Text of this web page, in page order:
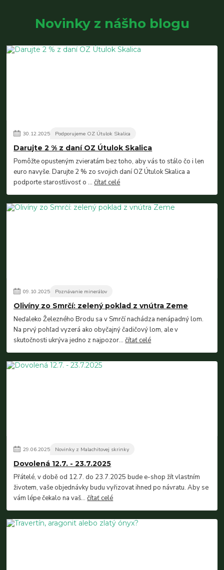
Novinky z nášho blogu
30.12.2025 Podporujeme OZ Útulok Skalica
Darujte 2 % z daní OZ Útulok Skalica
Pomôžte opusteným zvieratám bez toho, aby vás to stálo čo i len
euro navyše. Darujte 2 % zo svojich daní OZ Útulok Skalica a
podporte starostlivosť o ...čítať celé
09.10.2025 Poznávanie minerálov
Olivíny zo Smrčí: zelený poklad z vnútra Zeme
Neďaleko Železného Brodu sa v Smrčí nachádza nenápadný lom.
Na prvý pohľad vyzerá ako obyčajný čadičový lom, ale v
skutočnosti ukrýva jedno z najpozor...čítať celé
29.06.2025 Novinky z Malachitovej skrinky
Dovolená 12.7. - 23.7.2025
Přátelé, v době od 12.7. do 23.7.2025 bude e-shop žít vlastním
životem, vaše objednávky budu vyřizovat ihned po návratu. Aby se
vám lépe čekalo na vaš...čítať celé